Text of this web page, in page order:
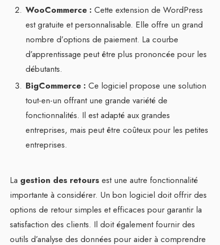
WooCommerce : Cette extension de WordPress
est gratuite et personnalisable. Elle offre un grand
nombre d’options de paiement. La courbe
d’apprentissage peut être plus prononcée pour les
débutants.
BigCommerce : Ce logiciel propose une solution
tout-en-un offrant une grande variété de
fonctionnalités. Il est adapté aux grandes
entreprises, mais peut être coûteux pour les petites
entreprises.
La gestion des retours est une autre fonctionnalité
importante à considérer. Un bon logiciel doit offrir des
options de retour simples et efficaces pour garantir la
satisfaction des clients. Il doit également fournir des
outils d’analyse des données pour aider à comprendre